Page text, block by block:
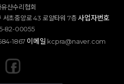
산수리협회
초중앙로 43 로얄타워 7층사업자번호
82-00055
1867 이메일 kcpra@naver.com